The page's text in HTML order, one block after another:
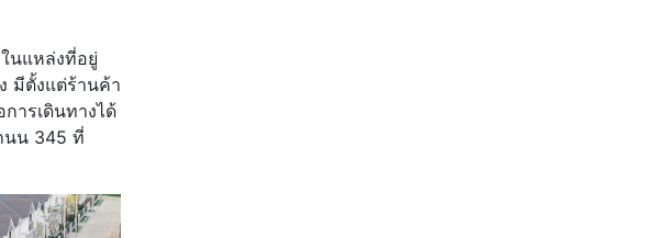
นแหล่งที่อยู่
มีตั้งแต่ร้านค้า
ารเดินทางได้
นน 345 ที่